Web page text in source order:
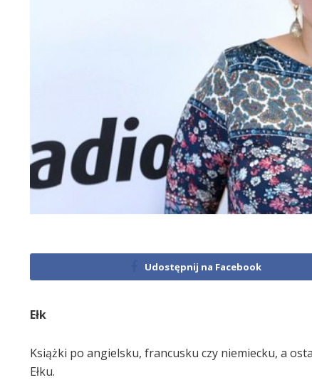
Udostępnij na Facebook
Ełk
Książki po angielsku, francusku czy niemiecku, a
Ełku.